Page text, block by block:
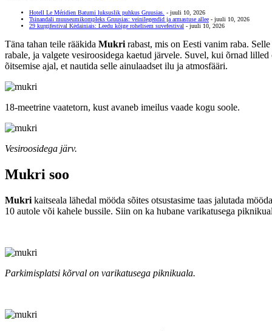
Hotell Le Méridien Batumi luksuslik puhkus Gruusias. - juuli 10, 2026
Tsinandali muuseumikompleks Gruusias: veinilegendid ja armastuse allee - juuli 10, 2026
29 kurgifestival Kėdainiais: Leedu kõige rohelisem suvefestival - juuli 10, 2026
Täna tahan teile rääkida Mukri rabast, mis on Eesti vanim raba.
rabale, ja valgete vesiroosidega kaetud järvele. Suvel, kui õrnad
õitsemise ajal, et nautida selle ainulaadset ilu ja atmosfääri.
18-meetrine vaatetorn, kust avaneb imeilus vaade kogu soole.
Vesiroosidega järv.
Mukri soo
Mukri kaitseala lähedal mööda sõites otsustasime taas jalutada
10 autole või kahele bussile. Siin on ka hubane varikatusega
Parkimisplatsi kõrval on varikatusega piknikuala.